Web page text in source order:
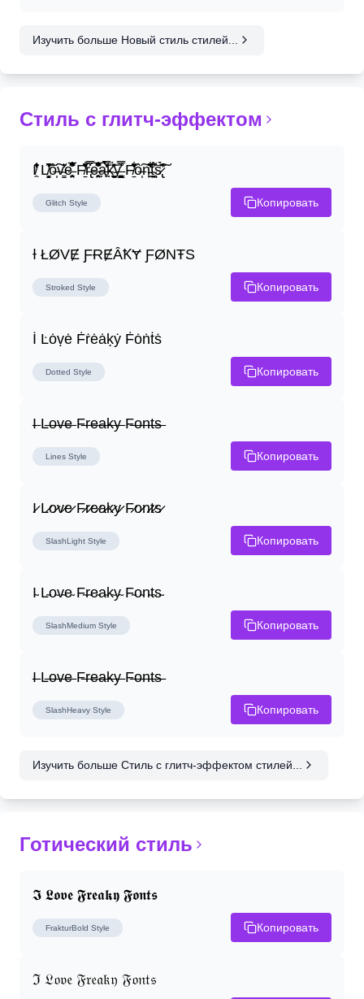
Изучить больше Новый стиль стилей...
Стиль с глитч-эффектом
I̸̭̍̄̂̐̒̾̔ L̸̘̳̞̋̓̏̍͐͝ô̶̩͠v̴̳̔̈͛e̶̤̹̼̥͋͆̂̅͊̽͂ F̸̱̈̌͋̍̒̽r̶̢̅͒̿͒e̶̤̹̼̥͋͆̂̅͊̽͂a̶̛̜̥̜̣̔̓̉̿̌̃̀̅k̴͈͕̮͉̫̮̣̃̽̈́̔̎y̶̬͓͍͇̰͚͑̿̓͌ F̸̱̈̌͋̍̒̽ô̶̩͠n̵̫͖͛͗̓̏̌͋̏̔̋t̴̘̪̦͌́̍͝s̷̢̛̀̃̆́̽͘͠
Glitch Style Копировать
Ɨ ŁØVɆ ƑɌɆȂꝀɎ ƑØNŦS
Stroked Style Копировать
İ Ŀȯṿė Ḟṙėȧḳẏ Ḟȯṅṫṡ
Dotted Style Копировать
I̶ L̶o̶v̶e̶ F̶r̶e̶a̶k̶y̶ F̶o̶n̶t̶s̶
Lines Style Копировать
I̷ L̷o̷v̷e̷ F̷r̷e̷a̷k̷y̷ F̷o̷n̷t̷s̷
SlashLight Style Копировать
I̴ L̴o̴v̴e̴ F̴r̴e̴a̴k̴y̴ F̴o̴n̴t̴s̴
SlashMedium Style Копировать
I̶ L̶o̶v̶e̶ F̶r̶e̶a̶k̶y̶ F̶o̶n̶t̶s̶
SlashHeavy Style Копировать
Изучить больше Стиль с глитч-эффектом стилей...
Готический стиль
𝕴 𝕷𝖔𝖛𝖊 𝕱𝖗𝖊𝖆𝖐𝖞 𝕱𝖔𝖓𝖙𝖘
FrakturBold Style Копировать
ℑ 𝔏𝔬𝔳𝔢 𝔉𝔯𝔢𝔞𝔨𝔶 𝔉𝔬𝔫𝔱𝔰